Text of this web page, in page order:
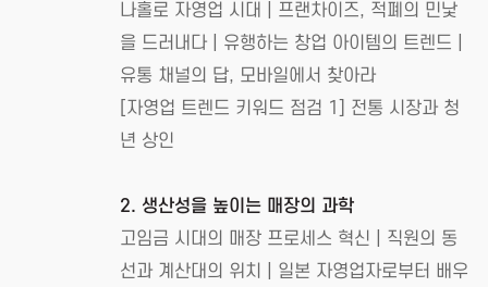
나홀로 자영업 시대 | 프랜차이즈, 적폐의 민낯
을 드러내다 | 유행하는 창업 아이템의 트렌드 |
유통 채널의 답, 모바일에서 찾아라
[자영업 트렌드 키워드 점검 1] 전통 시장과 청
년 상인
2. 생산성을 높이는 매장의 과학
고임금 시대의 매장 프로세스 혁신 | 직원의 동
선과 계산대의 위치 | 일본 자영업자로부터 배우